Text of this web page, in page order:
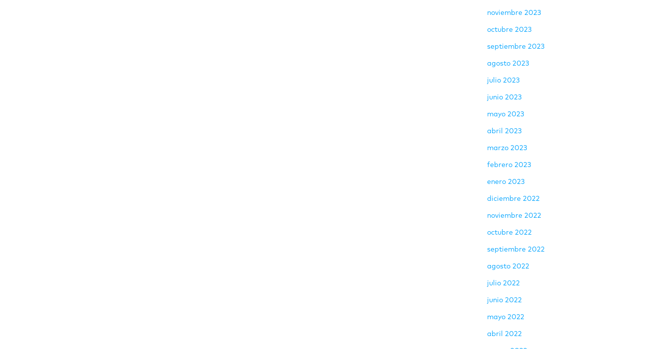
noviembre 2023
octubre 2023
septiembre 2023
agosto 2023
julio 2023
junio 2023
mayo 2023
abril 2023
marzo 2023
febrero 2023
enero 2023
diciembre 2022
noviembre 2022
octubre 2022
septiembre 2022
agosto 2022
julio 2022
junio 2022
mayo 2022
abril 2022